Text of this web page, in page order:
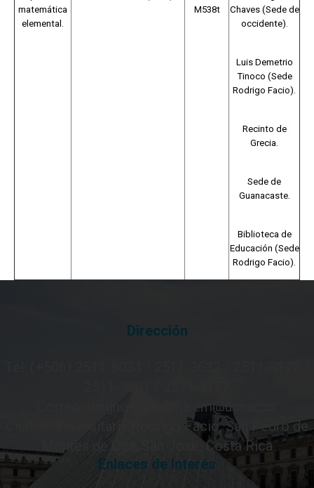
matemática
elemental.
M538t
Chaves (Sede de
occidente).
Luis Demetrio
Tinoco (Sede
Rodrigo Facio).
Recinto de
Grecia.
Sede de
Guanacaste.
Biblioteca de
Educación (Sede
Rodrigo Facio).
Dirección
Correo: diagnosticodima.em@ucr.ac.cr
Ciudad Universitaria Rodrigo Facio, San Pedro de
Montes de Oca, San José, Costa Rica
Enlaces de Interés